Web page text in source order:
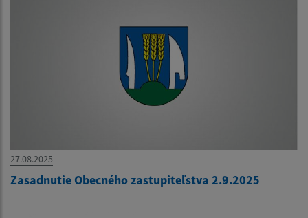
27.08.2025
Zasadnutie Obecného zastupiteľstva 2.9.2025